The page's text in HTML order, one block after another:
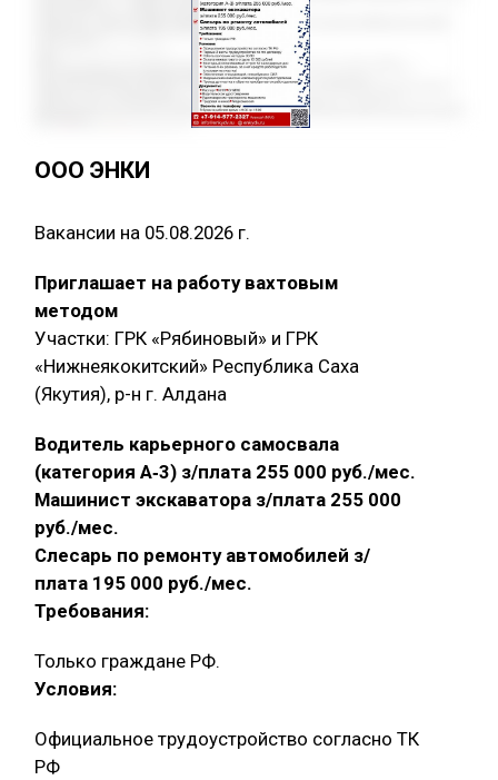
ООО ЭНКИ
Вакансии на 05.08.2026 г.
Приглашает на работу вахтовым
методом
Участки: ГРК «Рябиновый» и ГРК
«Нижнеякокитский» Республика Саха
(Якутия), р-н г. Алдана
Водитель карьерного самосвала
(категория А‑3) з/плата 255 000 руб./мес.
Машинист экскаватора з/плата 255 000
руб./мес.
Слесарь по ремонту автомобилей з/
плата 195 000 руб./мес.
Требования:
Только граждане РФ.
Условия:
Официальное трудоустройство согласно ТК
РФ